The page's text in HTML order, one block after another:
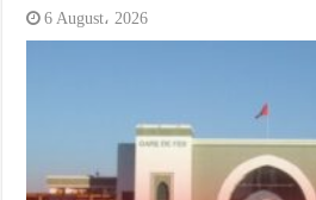
6 August، 2026